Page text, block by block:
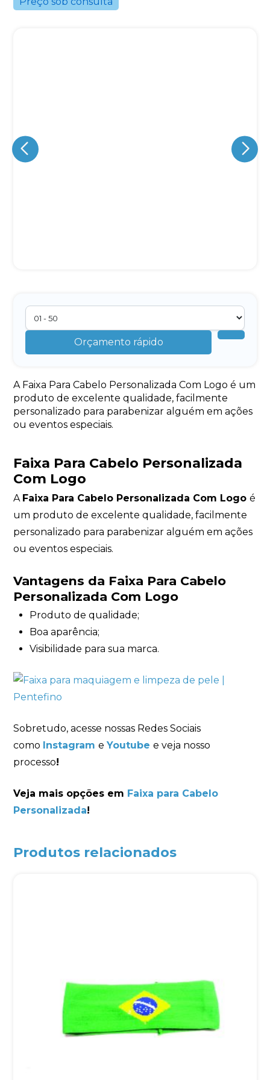
Orçamento rápido
A Faixa Para Cabelo Personalizada Com Logo é um
produto de excelente qualidade, facilmente
personalizado para parabenizar alguém em ações
ou eventos especiais.
Faixa Para Cabelo Personalizada
Com Logo
A Faixa Para Cabelo Personalizada Com Logoé
um produto de excelente qualidade, facilmente
personalizado para parabenizar alguém em ações
ou eventos especiais.
Vantagens da Faixa Para Cabelo
Personalizada Com Logo
Produto de qualidade;
Boa aparência;
Visibilidade para sua marca.
Sobretudo, acesse nossas Redes Sociais
como Instagram eYoutube e veja nosso
processo!
Veja mais opções em Faixa para Cabelo
Personalizada!
Produtos relacionados